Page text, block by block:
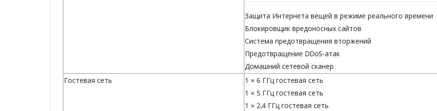
Защита Интернета вещей в режиме реального времени
Блокировщик вредоносных сайтов
Система предотвращения вторжений
Предотвращение DDoS-атак
Домашний сетевой сканер
Гостевая сеть
1 × 6 ГГц гостевая сеть
1 × 5 ГГц гостевая сеть
1 × 2,4 ГГц гостевая сеть